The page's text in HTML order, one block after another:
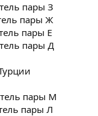
пары З
пары Ж
пары Е
пары Д
пары М
пары Л